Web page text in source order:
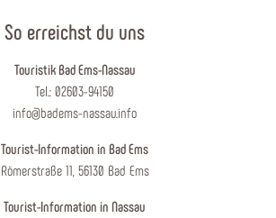
So erreichst du uns
Touristik Bad Ems-Nassau
Tel.: 02603-94150
info@badems-nassau.info
Tourist-Information in Bad Ems
Römerstraße 11, 56130 Bad Ems
Tourist-Information in Nassau